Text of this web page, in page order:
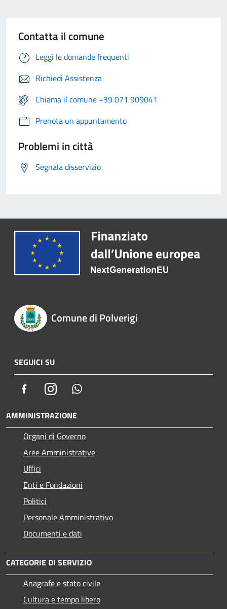
Contatta il comune
Leggi le domande frequenti
Richiedi Assistenza
Chiama il comune +39 071 909041
Prenota un appuntamento
Problemi in città
Segnala disservizio
Comune di Polverigi
SEGUICI SU
FacebookInstagram
AMMINISTRAZIONE
Organi di Governo
Aree Amministrative
Uffici
Enti e Fondazioni
Politici
Personale Amministrativo
Documenti e dati
CATEGORIE DI SERVIZIO
Anagrafe e stato civile
Cultura e tempo libero